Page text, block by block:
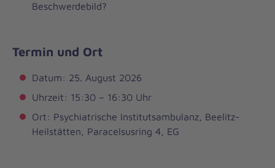
Beschwerdebild?
Termin und Ort
Datum: 25. August 2026
Uhrzeit: 15:30 – 16:30 Uhr
Ort: Psychiatrische Institutsambulanz, Beelitz-
Heilstätten, Paracelsusring 4, EG